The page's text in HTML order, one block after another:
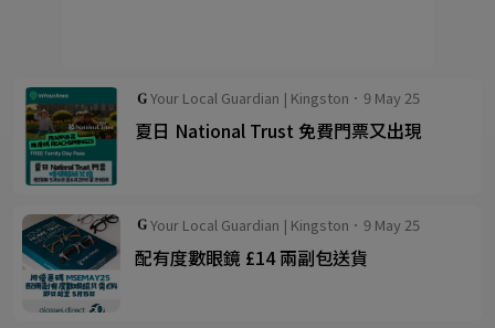
Your Local Guardian | Kingston．9 May 25
夏日 National Trust 免費門票又出現
Your Local Guardian | Kingston．9 May 25
配有度數眼鏡 £14 兩副包送貨